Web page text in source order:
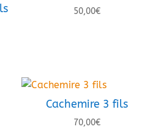
50,00€
Cachemire 3 fils
70,00€